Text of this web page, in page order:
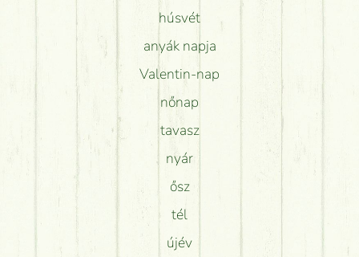
húsvét
anyák napja
Valentin-nap
nőnap
tavasz
nyár
ősz
tél
újév